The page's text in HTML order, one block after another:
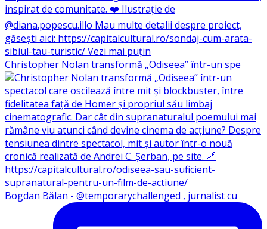
Christopher Nolan transformă „Odiseea” într-un spe
Bogdan Bălan - @temporarychallenged , jurnalist cu